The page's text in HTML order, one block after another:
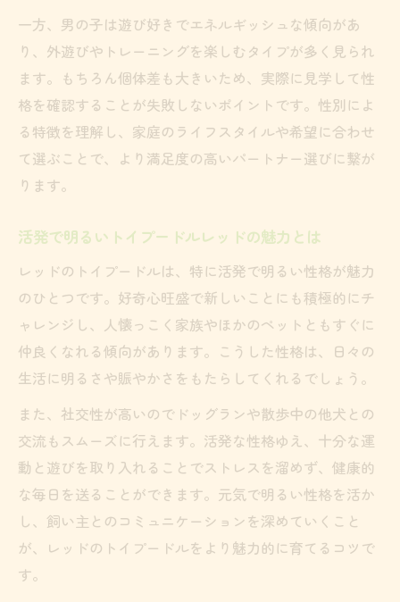
アプリコットやブラウンとの印象の違い
成長によるレッドの見た目変化を解説
毛色と性格を総合して選ぶトイプードル
トイプードルレッドの見分け方と選び方
一方、男の子は遊び好きでエネルギッシュな傾向があ
り、外遊びやトレーニングを楽しむタイプが多く見られ
ます。もちろん個体差も大きいため、実際に見学して性
格を確認することが失敗しないポイントです。性別によ
る特徴を理解し、家庭のライフスタイルや希望に合わせ
て選ぶことで、より満足度の高いパートナー選びに繋が
ります。
活発で明るいトイプードルレッドの魅力とは
レッドのトイプードルは、特に活発で明るい性格が魅力
のひとつです。好奇心旺盛で新しいことにも積極的にチ
ャレンジし、人懐っこく家族やほかのペットともすぐに
仲良くなれる傾向があります。こうした性格は、日々の
生活に明るさや賑やかさをもたらしてくれるでしょう。
また、社交性が高いのでドッグランや散歩中の他犬との
交流もスムーズに行えます。活発な性格ゆえ、十分な運
動と遊びを取り入れることでストレスを溜めず、健康的
な毎日を送ることができます。元気で明るい性格を活か
し、飼い主とのコミュニケーションを深めていくこと
が、レッドのトイプードルをより魅力的に育てるコツで
す。